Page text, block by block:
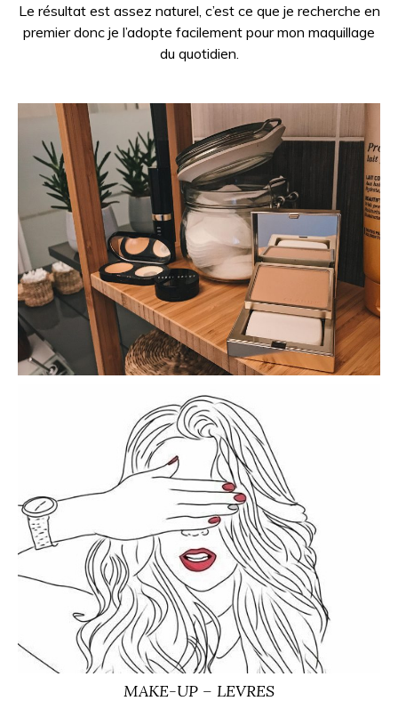
Le résultat est assez naturel, c’est ce que je recherche en
premier donc je l’adopte facilement pour mon maquillage
du quotidien.
MAKE-UP – LEVRES